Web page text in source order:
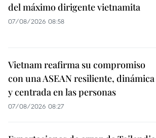
del máximo dirigente vietnamita
07/08/2026 08:58
Vietnam reafirma su compromiso
con una ASEAN resiliente, dinámica
y centrada en las personas
07/08/2026 08:27